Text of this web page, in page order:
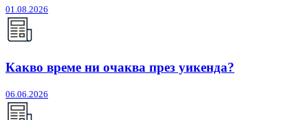
01.08.2026
Какво време ни очаква през уикенда?
06.06.2026